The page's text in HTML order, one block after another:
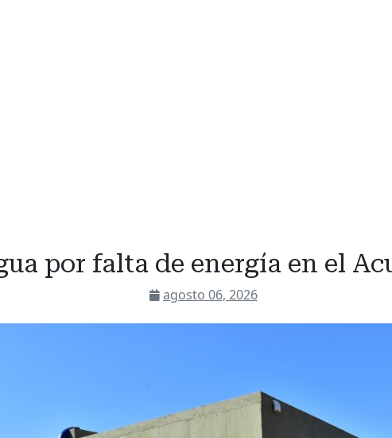
por falta de energía en el
agosto 06, 2026